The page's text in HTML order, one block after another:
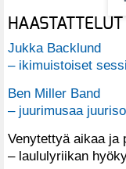
HAASTATTELUT
Jukka Backlund
– ikimuistoiset
Ben Miller Band
– juurimusaa
Venytettyä aikaa ja
– laululyriikan